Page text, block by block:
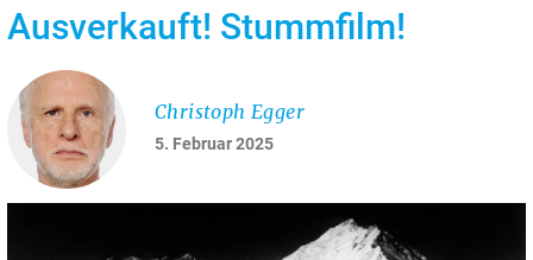
Ausverkauft! Stummfilm!
5. Februar 2025
Christoph Egger